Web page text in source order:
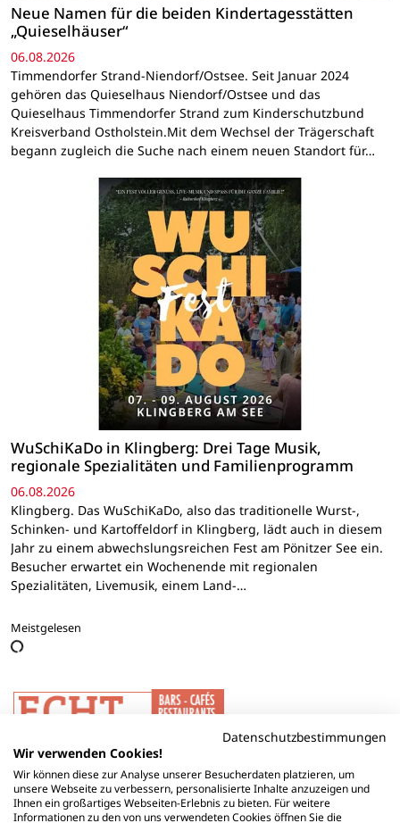
Neue Namen für die beiden Kindertagesstätten
„Quieselhäuser“
06.08.2026
Timmendorfer Strand-Niendorf/Ostsee. Seit Januar 2024
gehören das Quieselhaus Niendorf/Ostsee und das
Quieselhaus Timmendorfer Strand zum Kinderschutzbund
Kreisverband Ostholstein.Mit dem Wechsel der Trägerschaft
begann zugleich die Suche nach einem neuen Standort für…
WuSchiKaDo in Klingberg: Drei Tage Musik,
regionale Spezialitäten und Familienprogramm
06.08.2026
Klingberg. Das WuSchiKaDo, also das traditionelle Wurst-,
Schinken- und Kartoffeldorf in Klingberg, lädt auch in diesem
Jahr zu einem abwechslungsreichen Fest am Pönitzer See ein.
Besucher erwartet ein Wochenende mit regionalen
Spezialitäten, Livemusik, einem Land-…
Meistgelesen
Datenschutzbestimmungen
Wir verwenden Cookies!
Wir können diese zur Analyse unserer Besucherdaten platzieren, um
unsere Webseite zu verbessern, personalisierte Inhalte anzuzeigen und
Ihnen ein großartiges Webseiten-Erlebnis zu bieten. Für weitere
Informationen zu den von uns verwendeten Cookies öffnen Sie die